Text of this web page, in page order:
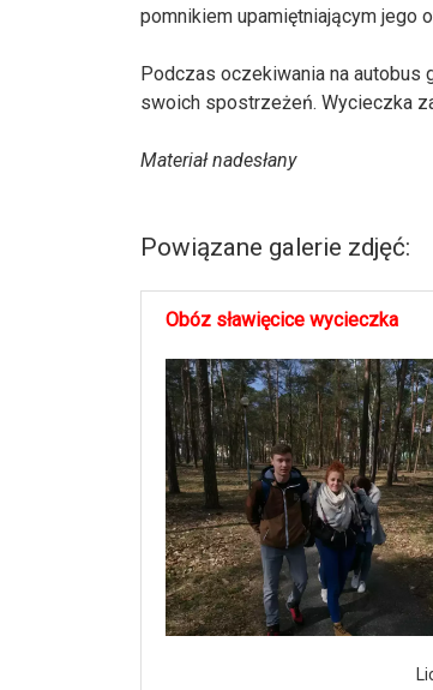
pomnikiem upamiętniającym jego
Podczas oczekiwania na autobus
swoich spostrzeżeń. Wycieczka
Materiał nadesłany
Powiązane galerie zdjęć:
Obóz sławięcice wycieczka